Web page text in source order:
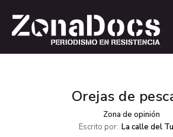
Orejas de
Zona de opinión
Escrito por: La calle del